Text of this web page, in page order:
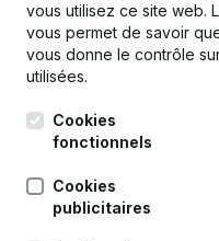
vous utilisez ce site web.
vous permet de savoir
vous donne le contrôle
utilisées.
Cookies
fonctionnels
Cookies
publicitaires
Kantorenpark Everest
Leuvensesteenweg
1800 Vilvoorde